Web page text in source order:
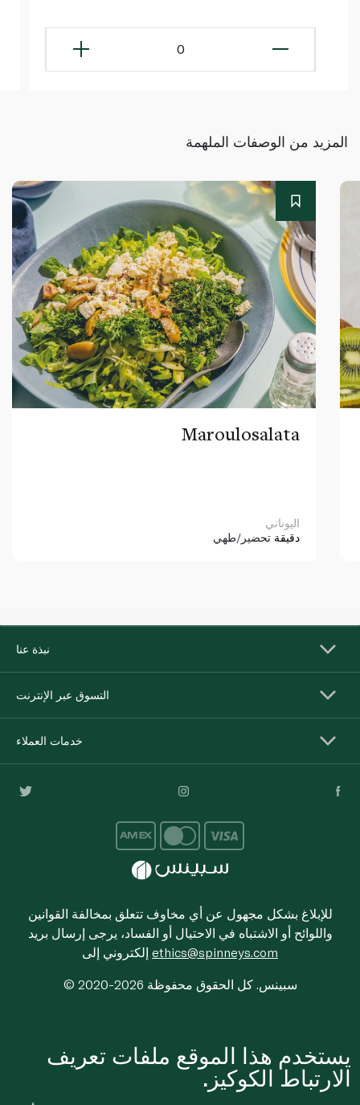
0
المزيد من الوصفات الملهمة
Maroulosalata
اليوناني
دقيقة تحضير/طهي
نبذة عنا
التسوق عبر الإنترنت
خدمات العملاء
للإبلاغ بشكل مجهول عن أي مخاوف تتعلق بمخالفة القوانين
واللوائح أو الاشتباه في الاحتيال أو الفساد، يرجى إرسال بريد
ethics@spinneys.com
© 2020-2026 سبينس. كل الحقوق محفوظة
يستخدم هذا الموقع ملفات تعريف
الارتباط الكوكيز.